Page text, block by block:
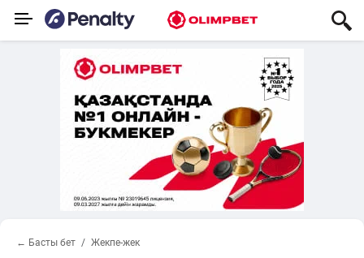
← Басты бет Жекпе-жек